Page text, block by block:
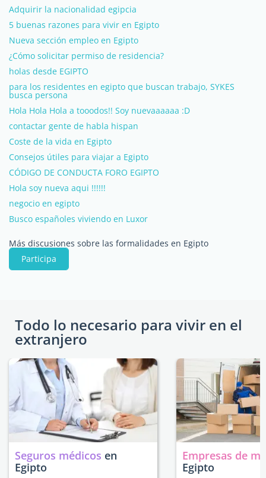
Adquirir la nacionalidad egipcia
5 buenas razones para vivir en Egipto
Nueva sección empleo en Egipto
¿Cómo solicitar permiso de residencia?
holas desde EGIPTO
para los residentes en egipto que buscan trabajo, SYKES
busca persona
Hola Hola Hola a tooodos!! Soy nuevaaaaaa :D
contactar gente de habla hispan
Coste de la vida en Egipto
Consejos útiles para viajar a Egipto
CÓDIGO DE CONDUCTA FORO EGIPTO
Hola soy nueva aqui !!!!!!
negocio en egipto
Busco españoles viviendo en Luxor
Más discusiones sobre las formalidades en Egipto
Participa
Todo lo necesario para vivir en el
extranjero
Seguros médicos en
Egipto
Empresas de
Egipto